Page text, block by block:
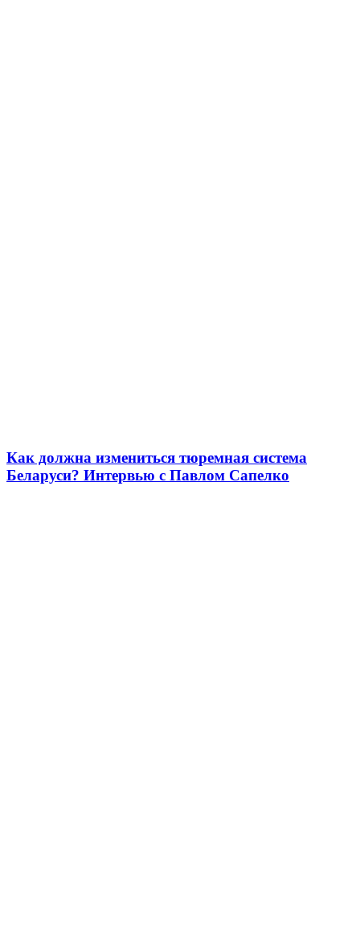
Как должна измениться тюремная система
Беларуси? Интервью с Павлом Сапелко